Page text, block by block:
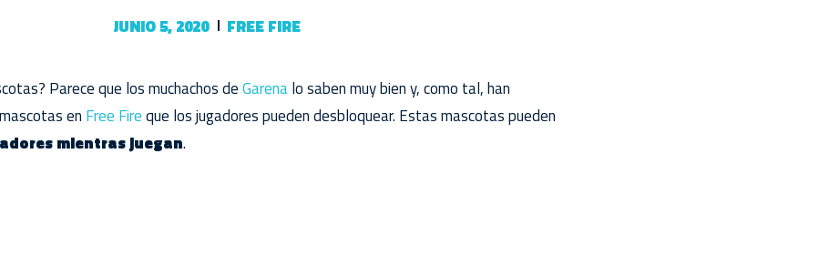
JUNIO 5, 2020 FREE FIRE
Parece que los muchachos deGarenalo saben muy bien y, como tal, han
en Free Fireque los jugadores pueden desbloquear. Estas mascotas pueden
mientras juegan.